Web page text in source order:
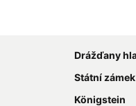
Drážďany
Státní
Königstein